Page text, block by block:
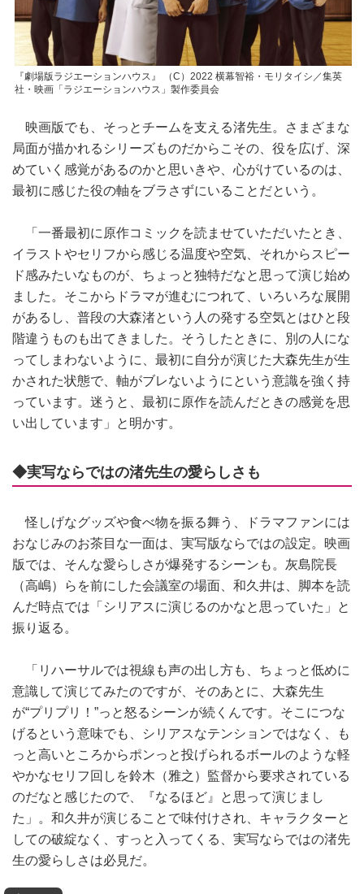
『劇場版ラジエーションハウス』 （C）2022 横幕智裕・モリタイシ／集英
社・映画「ラジエーションハウス」製作委員会
映画版でも、そっとチームを支える渚先生。さまざまな
局面が描かれるシリーズものだからこその、役を広げ、深
めていく感覚があるのかと思いきや、心がけているのは、
最初に感じた役の軸をブラさずにいることだという。
「一番最初に原作コミックを読ませていただいたとき、
イラストやセリフから感じる温度や空気、それからスピー
ド感みたいなものが、ちょっと独特だなと思って演じ始め
ました。そこからドラマが進むにつれて、いろいろな展開
があるし、普段の大森渚という人の発する空気とはひと段
階違うものも出てきました。そうしたときに、別の人にな
ってしまわないように、最初に自分が演じた大森先生が生
かされた状態で、軸がブレないようにという意識を強く持
っています。迷うと、最初に原作を読んだときの感覚を思
い出しています」と明かす。
◆実写ならではの渚先生の愛らしさも
怪しげなグッズや食べ物を振る舞う、ドラマファンには
おなじみのお茶目な一面は、実写版ならではの設定。映画
版では、そんな愛らしさが爆発するシーンも。灰島院長
（高嶋）らを前にした会議室の場面、和久井は、脚本を読
んだ時点では「シリアスに演じるのかなと思っていた」と
振り返る。
「リハーサルでは視線も声の出し方も、ちょっと低めに
意識して演じてみたのですが、そのあとに、大森先生
が“プリプリ！”っと怒るシーンが続くんです。そこにつな
げるという意味でも、シリアスなテンションではなく、も
っと高いところからポンっと投げられるボールのような軽
やかなセリフ回しを鈴木（雅之）監督から要求されている
のだなと感じたので、『なるほど』と思って演じまし
た」。和久井が演じることで味付けされ、キャラクターと
しての破綻なく、すっと入ってくる、実写ならではの渚先
生の愛らしさは必見だ。